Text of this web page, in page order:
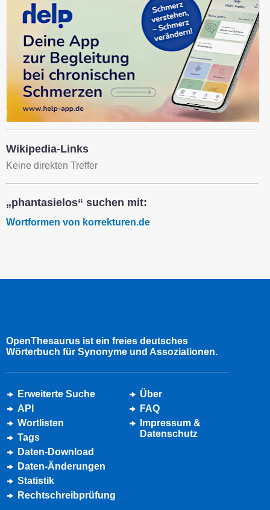
Wikipedia-Links
Keine direkten Treffer
„phantasielos“ suchen mit:
Wortformen von korrekturen.de
OpenThesaurus ist ein freies deutsches
Wörterbuch für Synonyme und Assoziationen.
Erweiterte Suche
API
Wortlisten
Tags
Daten-Download
Daten-Änderungen
Statistik
Rechtschreibprüfung
Über
FAQ
Impressum &
Datenschutz